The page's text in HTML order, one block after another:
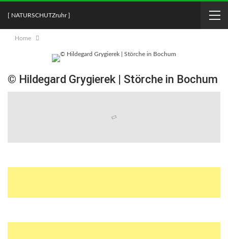
[ NATURSCHUTZruhr ]
Home
© Hildegard Grygierek | Störche in Bochum